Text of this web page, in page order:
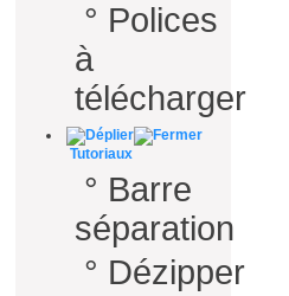
° Polices
à
télécharger
Tutoriaux
° Barre
séparation
° Dézipper